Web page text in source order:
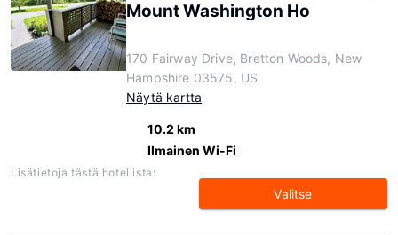
Mount Washington Ho
170 Fairway Drive, Bretton Woods, New
Hampshire 03575, US
Näytä kartta
10.2 km
Ilmainen Wi-Fi
Lisätietoja tästä hotellista:
Valitse